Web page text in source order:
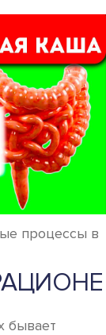
процессы в
бывает